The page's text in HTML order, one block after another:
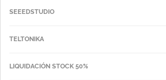
SEEEDSTUDIO
TELTONIKA
LIQUIDACIÓN STOCK 50%